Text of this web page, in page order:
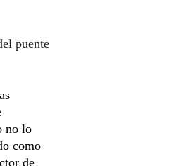
puente
no lo
como
de